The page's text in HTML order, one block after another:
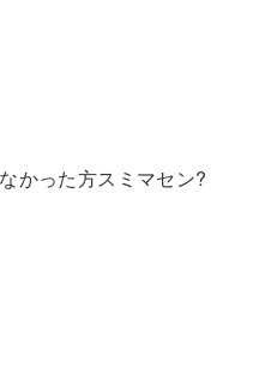
かった方スミマセン?